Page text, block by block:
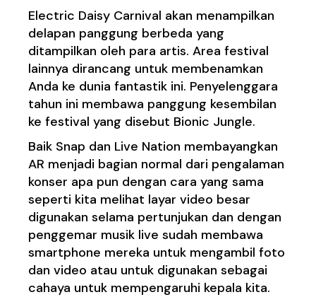
Electric Daisy Carnival akan menampilkan
delapan panggung berbeda yang
ditampilkan oleh para artis. Area festival
lainnya dirancang untuk membenamkan
Anda ke dunia fantastik ini. Penyelenggara
tahun ini membawa panggung kesembilan
ke festival yang disebut Bionic Jungle.
Baik Snap dan Live Nation membayangkan
AR menjadi bagian normal dari pengalaman
konser apa pun dengan cara yang sama
seperti kita melihat layar video besar
digunakan selama pertunjukan dan dengan
penggemar musik live sudah membawa
smartphone mereka untuk mengambil foto
dan video atau untuk digunakan sebagai
cahaya untuk mempengaruhi kepala kita.